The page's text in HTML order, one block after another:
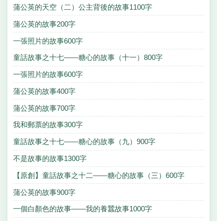
蒲公英的天空（二）公主背後的故事1100字
蒲公英的故事200字
一張照片的故事600字
童話故事之十七——糖心的故事（十一）800字
一張照片的故事600字
蒲公英的故事400字
蒲公英的故事700字
我和郵票的故事300字
童話故事之十七——糖心的故事（九）900字
不是故事的故事1300字
【原創】童話故事之十二——糖心的故事（三）600字
蒲公英的故事900字
一個白顏色的故事——我的養蠶故事1000字